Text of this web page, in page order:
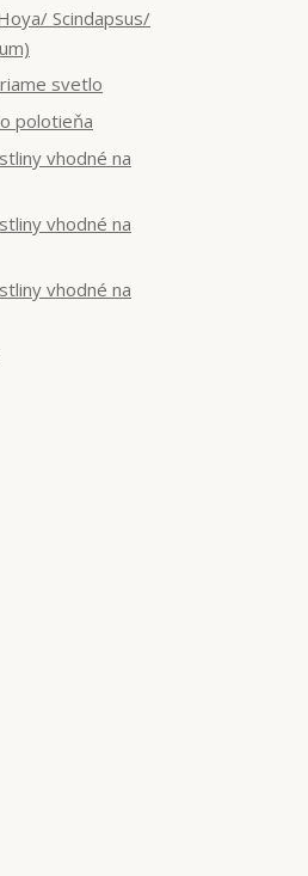
Scindapsus/
svetlo
polotieňa
vhodné na
vhodné na
vhodné na